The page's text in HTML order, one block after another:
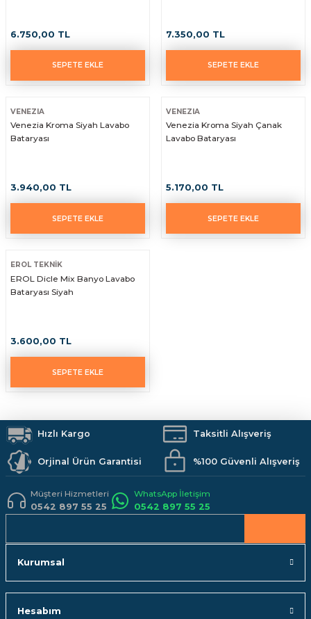
6.750,00 TL
SEPETE EKLE
7.350,00 TL
SEPETE EKLE
VENEZIA
Venezia Kroma Siyah Lavabo
Bataryası
3.940,00 TL
SEPETE EKLE
VENEZIA
Venezia Kroma Siyah Çanak
Lavabo Bataryası
5.170,00 TL
SEPETE EKLE
EROL TEKNİK
EROL Dicle Mix Banyo Lavabo
Bataryası Siyah
3.600,00 TL
SEPETE EKLE
Hızlı Kargo Taksitli Alışveriş
Orjinal Ürün Garantisi %100 Güvenli Alışveriş
Müşteri Hizmetleri
0542 897 55 25
WhatsApp İletişim
0542 897 55 25
Kurumsal
Hesabım